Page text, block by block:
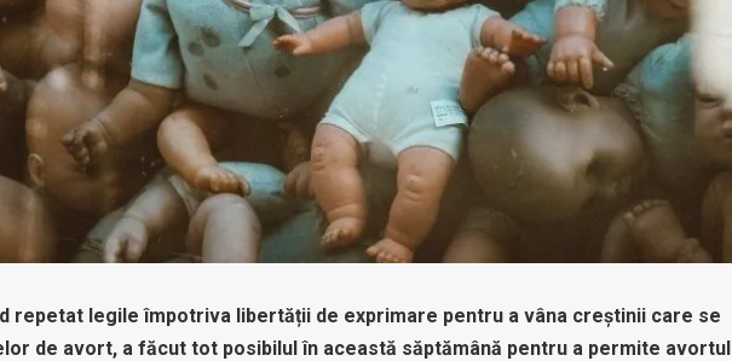
repetat legile împotriva libertății de exprimare pentru a vâna creștinii care se
de avort, a făcut tot posibilul în această săptămână pentru a permite avortul